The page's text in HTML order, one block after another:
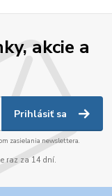
akcie a
Prihlásiť sa
zasielania newslettera.
raz za 14 dní.